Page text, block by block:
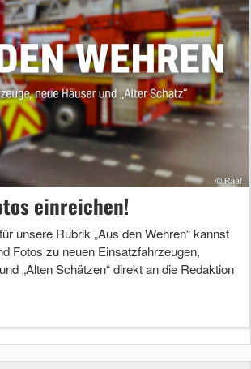
einreichen!
unsere Rubrik „Aus den Wehren“ kannst
Fotos zu neuen Einsatzfahrzeugen,
„Alten Schätzen“ direkt an die Redaktion